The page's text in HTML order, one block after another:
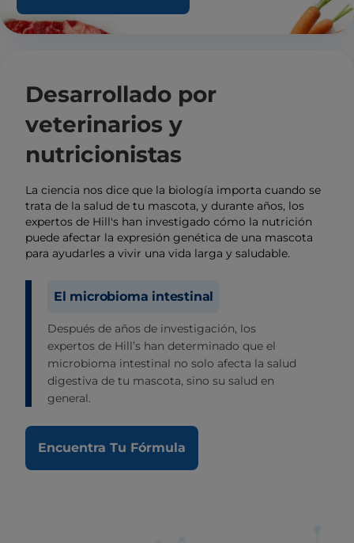
Desarrollado por
veterinarios y
nutricionistas
La ciencia nos dice que la biología importa cuando se
trata de la salud de tu mascota, y durante años, los
expertos de Hill's han investigado cómo la nutrición
puede afectar la expresión genética de una mascota
para ayudarles a vivir una vida larga y saludable.
El microbioma intestinal
Después de años de investigación, los
expertos de Hill’s han determinado que el
microbioma intestinal no solo afecta la salud
digestiva de tu mascota, sino su salud en
general.
Encuentra Tu Fórmula